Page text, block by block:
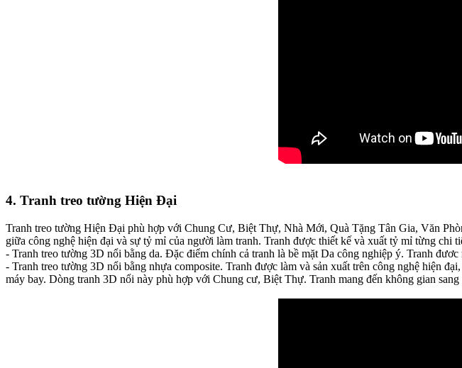
4. Tranh treo tường Hiện Đại
Tranh treo tường Hiện Đại phù hợp với Chung Cư, Biệt Thự, Nhà Mới, Quà Tặng Tân Gia, Văn
giữa công nghệ hiện đại và sự tỷ mỉ của người làm tranh. Tranh được thiết kế và xuất tỷ mỉ từng chi
- Tranh treo tường 3D nổi bằng da. Đặc điểm chính cả tranh là bề mặt Da công nghiệp ý. Tranh
- Tranh treo tường 3D nổi bằng nhựa composite. Tranh được làm và sản xuất trên công nghệ hiện
máy bay. Dòng tranh 3D nổi này phù hợp với Chung cư, Biệt Thự. Tranh mang đến không gian